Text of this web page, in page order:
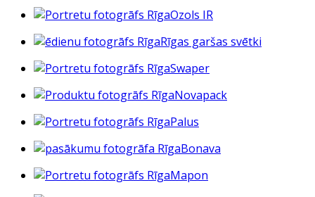
Ozols IR
Rīgas garšas svētki
Swaper
Novapack
Palus
Bonava
Mapon